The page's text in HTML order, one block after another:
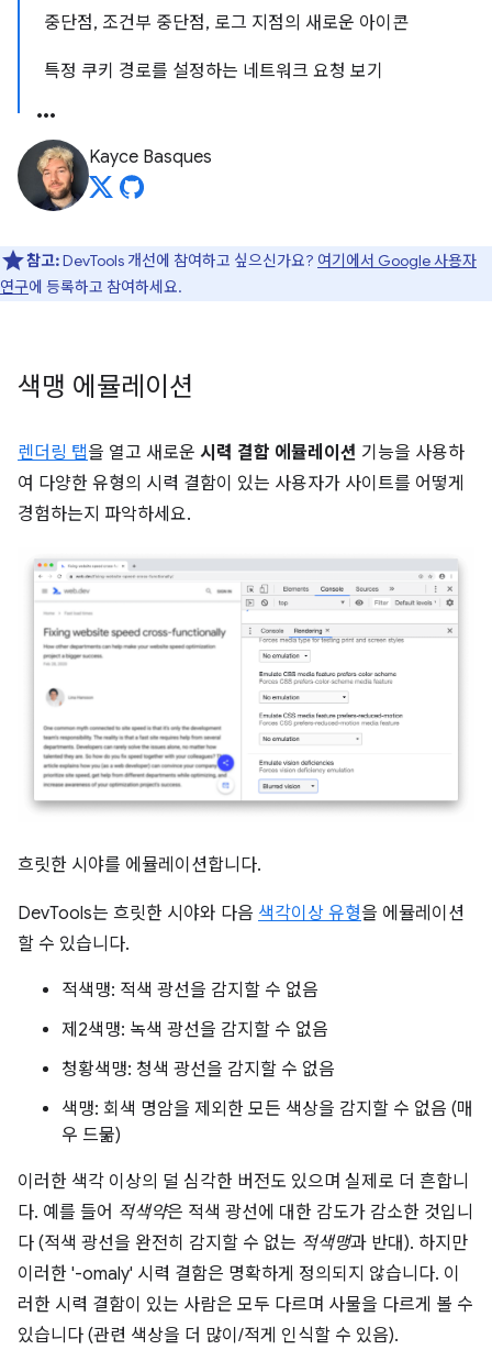
중단점, 조건부 중단점, 로그 지점의 새로운 아이콘
특정 쿠키 경로를 설정하는 네트워크 요청 보기
Kayce Basques
참고:DevTools 개선에 참여하고 싶으신가요? 여기에서 Google 사용자
연구에 등록하고 참여하세요.
색맹 에뮬레이션
렌더링 탭을 열고 새로운 시력 결함 에뮬레이션 기능을 사용하
여 다양한 유형의 시력 결함이 있는 사용자가 사이트를 어떻게
경험하는지 파악하세요.
흐릿한 시야를 에뮬레이션합니다.
DevTools는 흐릿한 시야와 다음 색각이상 유형을 에뮬레이션
할 수 있습니다.
적색맹: 적색 광선을 감지할 수 없음
제2색맹: 녹색 광선을 감지할 수 없음
청황색맹: 청색 광선을 감지할 수 없음
색맹: 회색 명암을 제외한 모든 색상을 감지할 수 없음 (매
우 드묾)
이러한 색각 이상의 덜 심각한 버전도 있으며 실제로 더 흔합니
다. 예를 들어 적색약은 적색 광선에 대한 감도가 감소한 것입니
다 (적색 광선을 완전히 감지할 수 없는 적색맹과 반대). 하지만
이러한 '-omaly' 시력 결함은 명확하게 정의되지 않습니다. 이
러한 시력 결함이 있는 사람은 모두 다르며 사물을 다르게 볼 수
있습니다 (관련 색상을 더 많이/적게 인식할 수 있음).